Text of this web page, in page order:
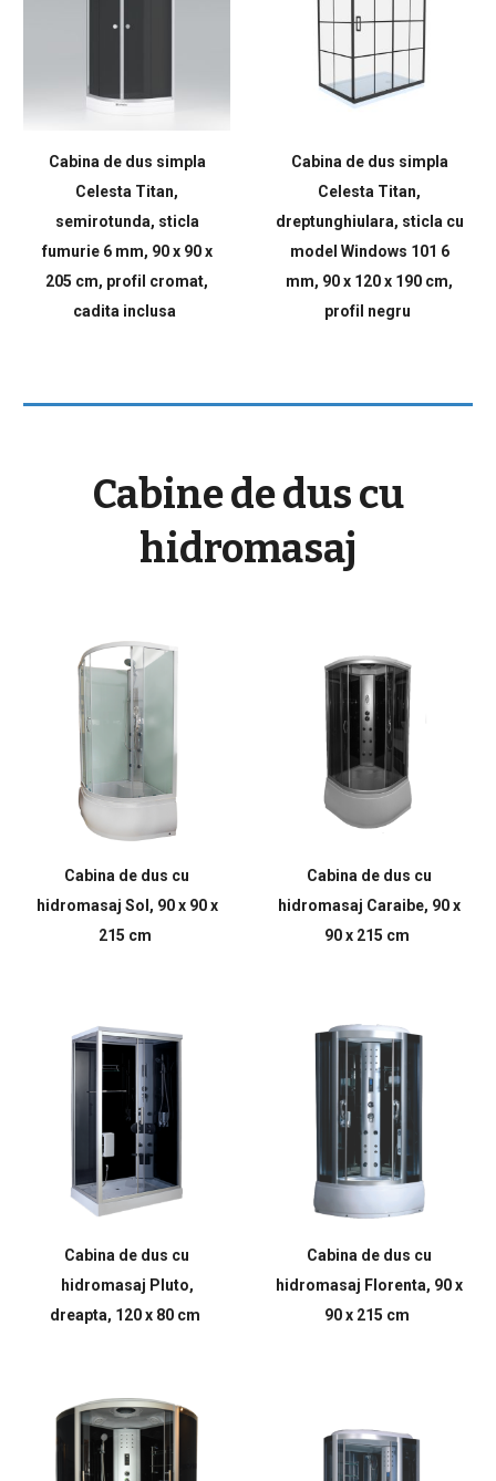
Cabina de dus simpla
Celesta Titan,
semirotunda, sticla
fumurie 6 mm, 90 x 90 x
205 cm, profil cromat,
cadita inclusa
Cabina de dus simpla
Celesta Titan,
dreptunghiulara, sticla cu
model Windows 101 6
mm, 90 x 120 x 190 cm,
profil negru
Cabine de dus cu
hidromasaj
Cabina de dus cu
hidromasaj Sol, 90 x 90 x
215 cm
Cabina de dus cu
hidromasaj Caraibe, 90 x
90 x 215 cm
Cabina de dus cu
hidromasaj Pluto,
dreapta, 120 x 80 cm
Cabina de dus cu
hidromasaj Florenta, 90 x
90 x 215 cm